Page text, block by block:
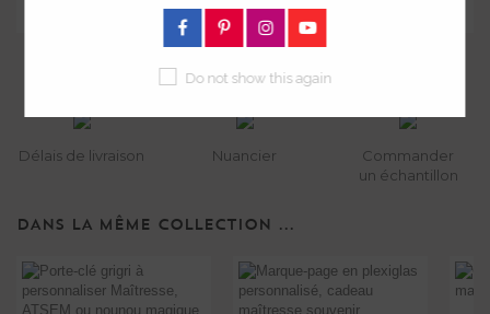
Délais de livraison Nuancier
Commander
un échantillon
DANS LA MÊME COLLECTION ...
Do not show this again